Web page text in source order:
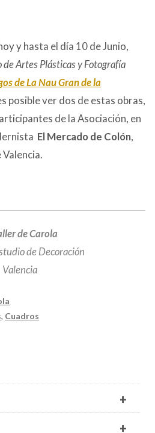
y hasta el día 10 de Junio,
de Artes Plásticas y Fotografía
de La Nau Gran de la
posible ver dos de estas obras,
de la Asociación, en
El Mercado de Colón,
Valencia.
de Carola
de Decoración
Valencia
, Cuadros
+
+